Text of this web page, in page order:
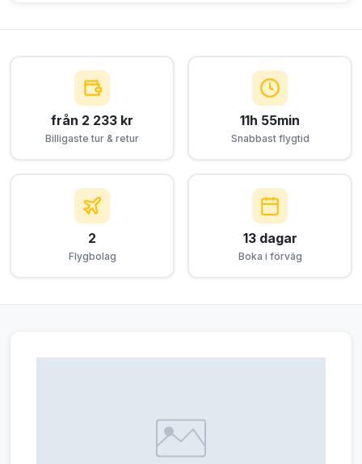
från 2 233 kr
Billigaste tur & retur
11h 55min
Snabbast flygtid
2
Flygbolag
13 dagar
Boka i förväg